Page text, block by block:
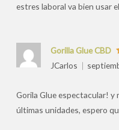
estres laboral va bien usar
Gorilla Glue CBD
JCarlos
Gorila Glue espectacular! y
últimas unidades, espero